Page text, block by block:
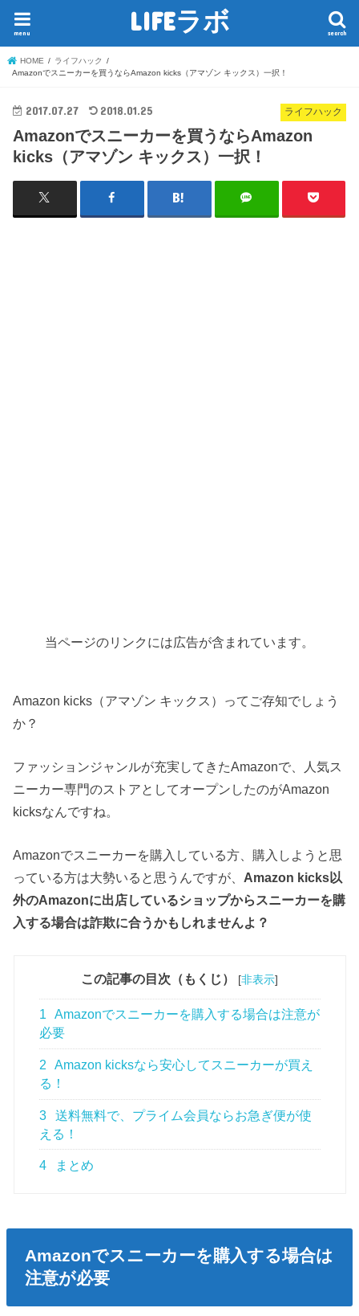
LIFEラボ search
menu
HOME
ライフハック
Amazonでスニーカーを買うならAmazon kicks（アマゾン キックス）一択！
ライフハック
2017.07.27 2018.01.25
Amazonでスニーカーを買うならAmazon
kicks（アマゾン キックス）一択！
当ページのリンクには広告が含まれています。
Amazon kicks（アマゾン キックス）ってご存知でしょう
か？
ファッションジャンルが充実してきたAmazonで、人気ス
ニーカー専門のストアとしてオープンしたのがAmazon
kicksなんですね。
Amazonでスニーカーを購入している方、購入しようと思
っている方は大勢いると思うんですが、 Amazon kicks以
外のAmazonに出店しているショップからスニーカーを購
入する場合は詐欺に合うかもしれませんよ？
この記事の目次（もくじ） [非表示]
1
Amazonでスニーカーを購入する場合は注意が
必要
2
Amazon kicksなら安心してスニーカーが買え
る！
3
送料無料で、プライム会員ならお急ぎ便が使
える！
4 まとめ
Amazonでスニーカーを購入する場合は
注意が必要